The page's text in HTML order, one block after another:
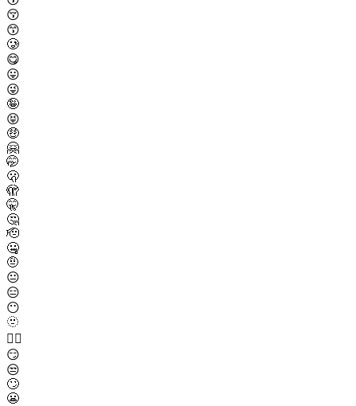
😚
😙
🥲
😋
😛
😜
🤪
😝
🤑
🤗
🤭
🫢
🫣
🤫
🤔
🫡
🤐
🤨
😐
😑
😶
🫥
😶‍🌫️
😏
😒
🙄
😬